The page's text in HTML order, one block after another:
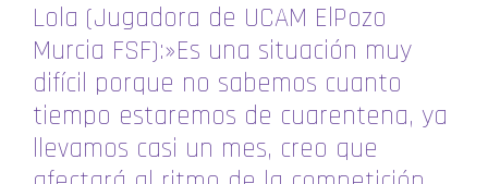
Lola (Jugadora de UCAM ElPozo
Murcia FSF):»Es una situación muy
difícil porque no sabemos cuanto
tiempo estaremos de cuarentena, ya
llevamos casi un mes, creo que